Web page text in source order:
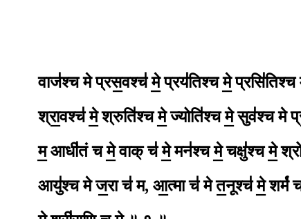
वाज॑श्च मे प्रस॒वश्च॑ मे॒ प्रय॑तिश्च मे॒ प्रसि॑तिश्च
श्रा॒वश्च॑ मे॒ श्रुति॑श्च मे॒ ज्योति॑श्च मे॒ सुव॑श्च मे
म॒ आधी॑तं च मे॒ वाक् च॑ मे॒ मन॑श्च मे॒चक्षु॑श्च मे॒
आयु॑श्च मे ज॒रा च॑ म, आ॒त्मा च॑ मे त॒नूश्च॑ मे॒ शर्म॑